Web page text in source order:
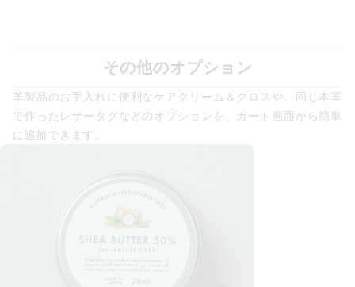
その他のオプション
革製品のお手入れに便利なケアクリーム＆クロスや、同じ本革
で作ったレザータグなどのオプションを、カート画面から簡単
に追加できます。